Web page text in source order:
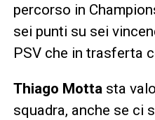
percorso in
sei punti su sei
PSV che in trasferta
Thiago Motta sta
squadra, anche se ci